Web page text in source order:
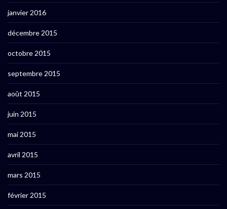
janvier 2016
décembre 2015
octobre 2015
septembre 2015
août 2015
juin 2015
mai 2015
avril 2015
mars 2015
février 2015